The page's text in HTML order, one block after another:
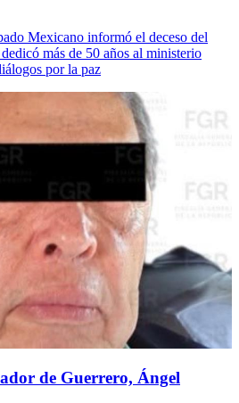
Mexicano informó el deceso del
más de 50 años al ministerio
por la paz
de Guerrero, Ángel